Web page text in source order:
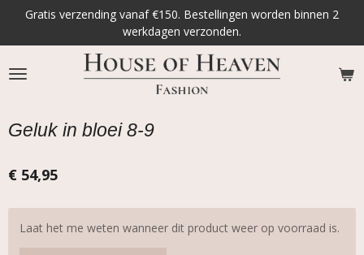
naar
de
hoofdinhoud
Gratis verzending vanaf €150. Bestellingen worden binnen 2
werkdagen verzonden.
Geluk in bloei 8-9
€ 54,95
Laat het me weten wanneer dit product weer op voorraad is.